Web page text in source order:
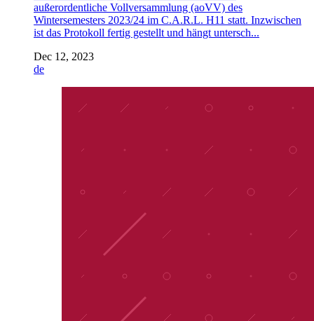
außerordentliche Vollversammlung (aoVV) des
Wintersemesters 2023/24 im C.A.R.L. H11 statt. Inzwischen
ist das Protokoll fertig gestellt und hängt untersch...
Dec 12, 2023
de